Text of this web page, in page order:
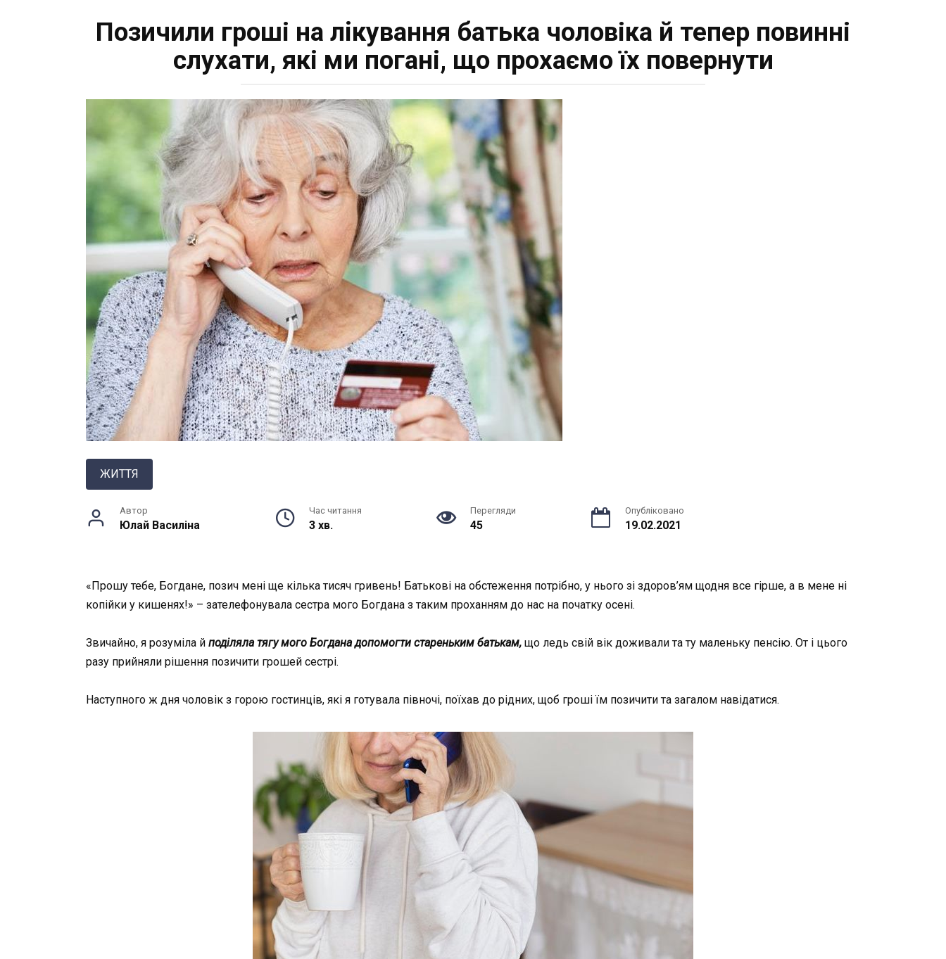
Позичили гроші на лiкyвaння батька чоловіка й тепер повинні
слухати, які ми погані, що прохаємо їх повернути
ЖИТТЯ
Автор
Юлай Василiна
Час читання
3 хв.
Перегляди
45
Опубліковано
19.02.2021
«Прошу тебе, Богдане, позич мені ще кілька тисяч гривень! Батькові на обстеження потрібно, у нього зі здоров’ям щодня все гірше, а в мене ні
копійки у кишенях!» – зателефонувала сестра мого Богдана з таким проханням до нас на початку осені.
Звичайно, я розуміла й поділяла тягу мого Богдана допомогти стареньким батькам, що ледь свій вік доживали та ту маленьку пенсію. От і цього
разу прийняли рішення позичити грошей сестрі.
Наступного ж дня чоловік з горою гостинців, які я готувала півночі, поїхав до рідних, щоб гроші їм позичити та загалом навідатися.